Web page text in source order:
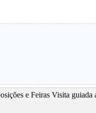
e Feiras Visita guiada